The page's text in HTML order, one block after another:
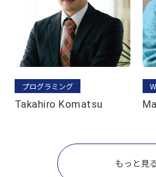
プログラミング
Takahiro Komatsu
もっと見る